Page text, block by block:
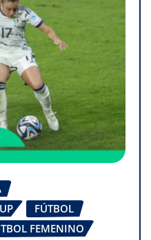
FÚTBOL
FEMENINO